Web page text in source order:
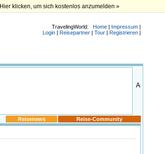
klicken, um sich kostenlos anzumelden »
TravelingWorld: Home | Impressum |
Login | Reisepartner | Tour | Registrieren |
Reisenews Reise-Community